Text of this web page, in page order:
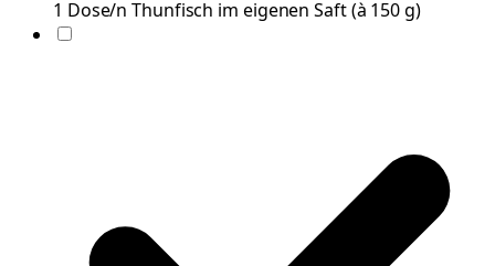
1 Dose/n Thunfisch im eigenen Saft(à 150 g)